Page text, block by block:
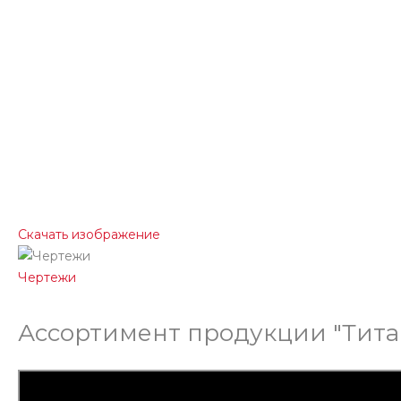
Скачать изображение
Чертежи
Ассортимент продукции